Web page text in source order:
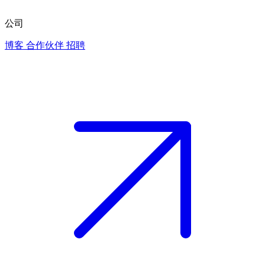
公司
博客 合作伙伴 招聘